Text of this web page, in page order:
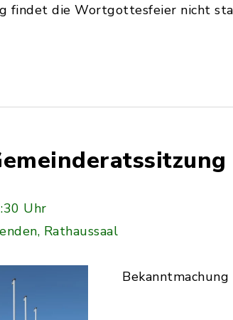
findet die Wortgottesfeier nicht
Uhr
Rathaussaal